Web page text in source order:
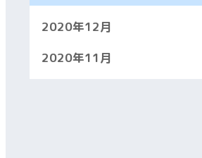
2020年12月
2020年11月